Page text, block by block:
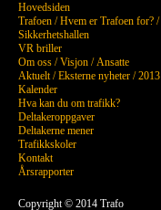
Hovedsiden
Trafoen /Hvem er Trafoen for? /
Sikkerhetshallen
VR briller
Om oss /Visjon /Ansatte
Aktuelt/Eksterne nyheter /2013
Kalender
Hva kan du om trafikk?
Deltakeroppgaver
Deltakerne mener
Trafikkskoler
Kontakt
Årsrapporter
Copyright © 2014 Trafo